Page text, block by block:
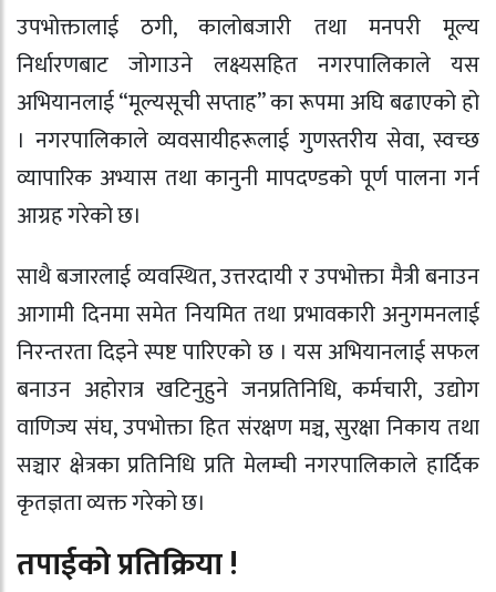
उपभोक्तालाई ठगी, कालोबजारी तथा मनपरी मूल्य
निर्धारणबाट जोगाउने लक्ष्यसहित नगरपालिकाले यस
अभियानलाई “मूल्यसूची सप्ताह” का रूपमा अघि बढाएको हो
। नगरपालिकाले व्यवसायीहरूलाई गुणस्तरीय सेवा, स्वच्छ
व्यापारिक अभ्यास तथा कानुनी मापदण्डको पूर्ण पालना गर्न
आग्रह गरेको छ।
साथै बजारलाई व्यवस्थित, उत्तरदायी र उपभोक्ता मैत्री बनाउन
आगामी दिनमा समेत नियमित तथा प्रभावकारी अनुगमनलाई
निरन्तरता दिइने स्पष्ट पारिएको छ । यस अभियानलाई सफल
बनाउन अहोरात्र खटिनुहुने जनप्रतिनिधि, कर्मचारी, उद्योग
वाणिज्य संघ, उपभोक्ता हित संरक्षण मञ्च, सुरक्षा निकाय तथा
सञ्चार क्षेत्रका प्रतिनिधि प्रति मेलम्ची नगरपालिकाले हार्दिक
कृतज्ञता व्यक्त गरेको छ।
तपाईको प्रतिक्रिया !